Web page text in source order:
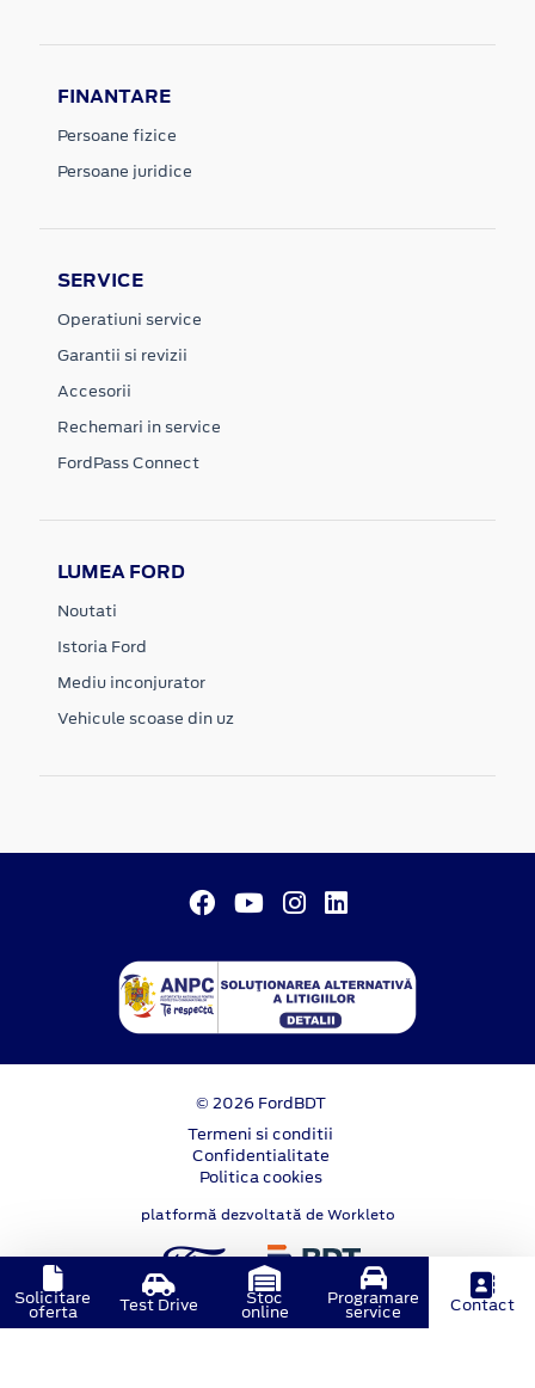
FINANTARE
Persoane fizice
Persoane juridice
SERVICE
Operatiuni service
Garantii si revizii
Accesorii
Rechemari in service
FordPass Connect
LUMEA FORD
Noutati
Istoria Ford
Mediu inconjurator
Vehicule scoase din uz
© 2026 FordBDT
Termeni si conditii
Confidentialitate
Politica cookies
platformă dezvoltată de Workleto
Solicitare
oferta Test Drive Stoc
online
Programare
service Contact